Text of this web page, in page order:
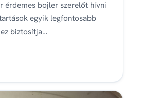
érdemes bojler szerelőt hívni
egyik legfontosabb
biztosítja…